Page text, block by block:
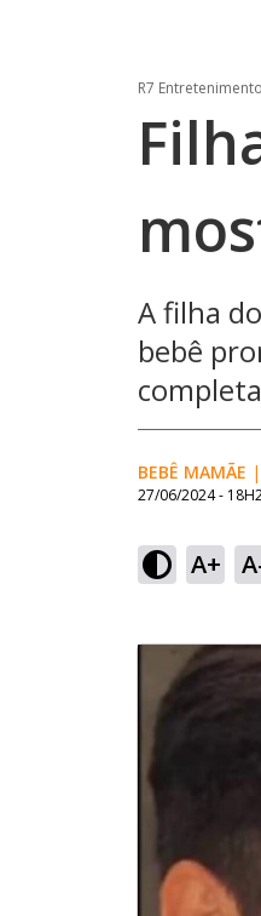
R7 Entretenimento
A filha
bebê
BEBÊ MAMÃE |
27/06/2024 -
A+